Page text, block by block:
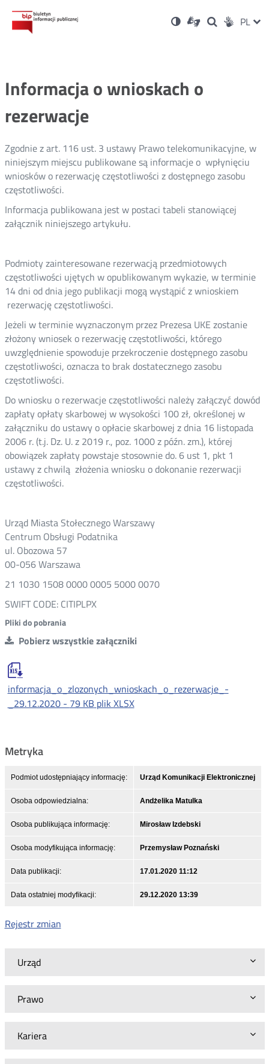
Ustawienia
Wersja
kontrastowa
Dla
niesłyszących
OtwórzOtwórz
w
Otwórz
w
Social PL
Urząd
Prawo
Kariera
Informacja o wnioskach o
rezerwacje
Zgodnie z art. 116 ust. 3 ustawy Prawo telekomunikacyjne, w
niniejszym miejscu publikowane są informacje o wpłynięciu
wniosków o rezerwację częstotliwości z dostępnego zasobu
częstotliwości.
Informacja publikowana jest w postaci tabeli stanowiącej
załącznik niniejszego artykułu.
Podmioty zainteresowane rezerwacją przedmiotowych
częstotliwości ujętych w opublikowanym wykazie, w terminie
14 dni od dnia jego publikacji mogą wystąpić z wnioskiem
rezerwację częstotliwości.
Jeżeli w terminie wyznaczonym przez Prezesa UKE zostanie
złożony wniosek o rezerwację częstotliwości, którego
uwzględnienie spowoduje przekroczenie dostępnego zasobu
częstotliwości, oznacza to brak dostatecznego zasobu
częstotliwości.
Do wniosku o rezerwacje częstotliwości należy załączyć dowód
zapłaty opłaty skarbowej w wysokości 100 zł, określonej w
załączniku do ustawy o opłacie skarbowej z dnia 16 listopada
2006 r. (t.j. Dz. U. z 2019 r., poz. 1000 z późn. zm.), której
obowiązek zapłaty powstaje stosownie do. 6 ust 1, pkt 1
ustawy z chwilą złożenia wniosku o dokonanie rezerwacji
częstotliwości.
Urząd Miasta Stołecznego Warszawy
Centrum Obsługi Podatnika
ul. Obozowa 57
00-056 Warszawa
21 1030 1508 0000 0005 5000 0070
SWIFT CODE: CITIPLPX
Pliki do pobrania
Pobierz wszystkie załączniki
informacja_o_zlozonych_wnioskach_o_rezerwacje_-
_29.12.2020 - 79 KB plik XLSX
Metryka
Podmiot udostępniający informację: Urząd Komunikacji Elektronicznej
Osoba odpowiedzialna: Andżelika Matulka
Osoba publikująca informację: Mirosław Izdebski
Osoba modyfikująca informację: Przemysław Poznański
Data publikacji: 17.01.2020 11:12
Data ostatniej modyfikacji: 29.12.2020 13:39
Rejestr zmian